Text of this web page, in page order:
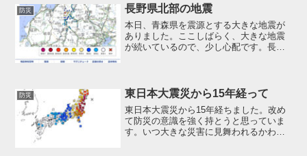
く避難をする必要があります...
防災 長野県北部の地震
本日、青森県を震源とする大きな地震が
ありました。ここしばらく、大きな地震
が続いているので、少し心配です。長野
した。地震発生...
防災 東日本大震災から15年経って
東日本大震災から15年経ちました。改め
て防災の意識を強く持とうと思っていま
す。いつ大きな災害に見舞われるかわか